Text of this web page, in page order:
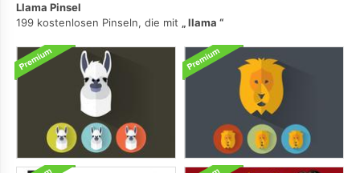
Llama Pinsel
199 kostenlosen Pinseln, die mit
llama